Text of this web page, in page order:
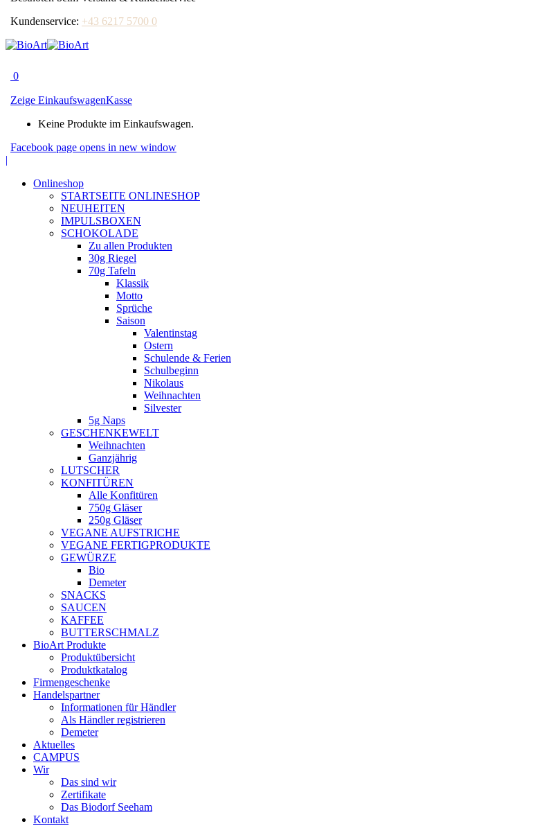
Kundenservice: +43 6217 5700 0
0
Zeige EinkaufswagenKasse
Keine Produkte im Einkaufswagen.
Facebook page opens in new window
|
Onlineshop
STARTSEITE ONLINESHOP
NEUHEITEN
IMPULSBOXEN
SCHOKOLADE
Zu allen Produkten
30g Riegel
70g Tafeln
Klassik
Motto
Sprüche
Saison
Valentinstag
Ostern
Schulende & Ferien
Schulbeginn
Nikolaus
Weihnachten
Silvester
5g Naps
GESCHENKEWELT
Weihnachten
Ganzjährig
LUTSCHER
KONFITÜREN
Alle Konfitüren
750g Gläser
250g Gläser
VEGANE AUFSTRICHE
VEGANE FERTIGPRODUKTE
GEWÜRZE
Bio
Demeter
SNACKS
SAUCEN
KAFFEE
BUTTERSCHMALZ
BioArt Produkte
Produktübersicht
Produktkatalog
Firmengeschenke
Handelspartner
Informationen für Händler
Als Händler registrieren
Demeter
Aktuelles
CAMPUS
Wir
Das sind wir
Zertifikate
Das Biodorf Seeham
Kontakt